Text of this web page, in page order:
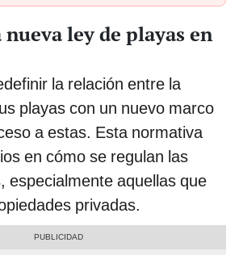
nueva ley de playas en
la relación entre la
playas con un nuevo marco
a estas. Esta normativa
en cómo se regulan las
especialmente aquellas que
privadas.